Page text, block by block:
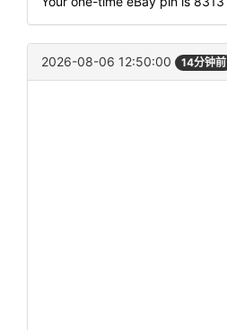
2026-08-06 12:50:00 14分钟前